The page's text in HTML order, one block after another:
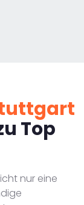
Top
nur eine